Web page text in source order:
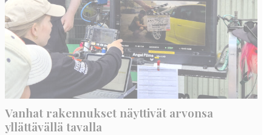
Vanhat rakennukset näyttivät arvonsa
yllättävällä tavalla